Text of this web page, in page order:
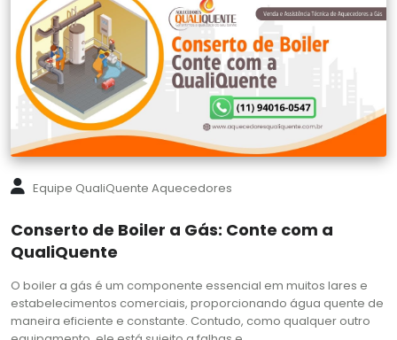
Equipe QualiQuente Aquecedores
Conserto de Boiler a Gás: Conte com a
QualiQuente
O boiler a gás é um componente essencial em muitos lares e
estabelecimentos comerciais, proporcionando água quente de
maneira eficiente e constante. Contudo, como qualquer outro